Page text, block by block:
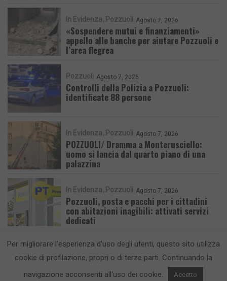
In Evidenza Pozzuoli Agosto 7, 2026
«Sospendere mutui e finanziamenti»
appello alle banche per aiutare Pozzuoli e
l’area flegrea
Pozzuoli Agosto 7, 2026
Controlli della Polizia a Pozzuoli:
identificate 88 persone
In Evidenza Pozzuoli Agosto 7, 2026
POZZUOLI/ Dramma a Monterusciello:
uomo si lancia dal quarto piano di una
palazzina
In Evidenza Pozzuoli Agosto 7, 2026
Pozzuoli, posta e pacchi per i cittadini
con abitazioni inagibili: attivati servizi
dedicati
Per migliorare l'esperienza d'uso degli utenti, questo sito utilizza
cookie di profilazione, propri o di terze parti. Continuando la
navigazione acconsenti all'uso dei cookie.
Accetto